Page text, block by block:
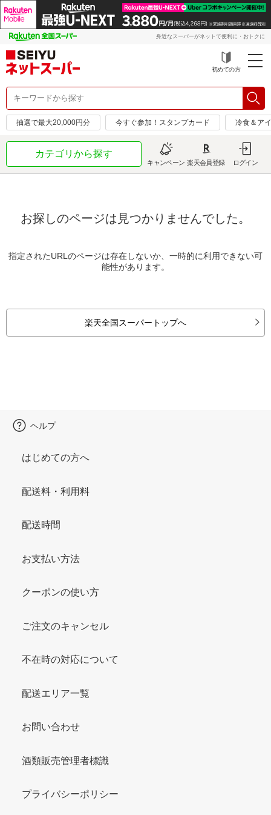
身近なスーパーがネットで便利に・おトクに
初めての方
抽選で最大20,000円分 今すぐ参加！スタンプカード 冷食＆ア
カテゴリから探す
キャンペーン 楽天会員登録 ログイン
お探しのページは見つかりませんでした。
指定されたURLのページは存在しないか、一時的に利用できない可
能性があります。
楽天全国スーパートップへ
ヘルプ
はじめての方へ
配送料・利用料
配送時間
お支払い方法
クーポンの使い方
ご注文のキャンセル
不在時の対応について
配送エリア一覧
お問い合わせ
酒類販売管理者標識
プライバシーポリシー